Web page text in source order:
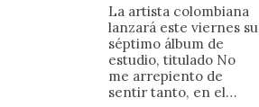
Política de cookies (UE)
Términos y condiciones
La artista colombiana
lanzará este viernes su
séptimo álbum de
estudio, titulado No
me arrepiento de
sentir tanto, en el…